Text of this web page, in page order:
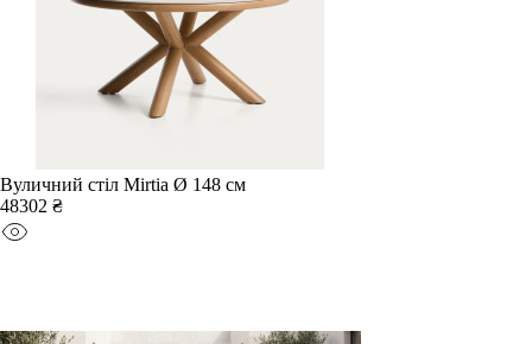
Вуличний стіл Mirtia Ø 148 см
48302 ₴